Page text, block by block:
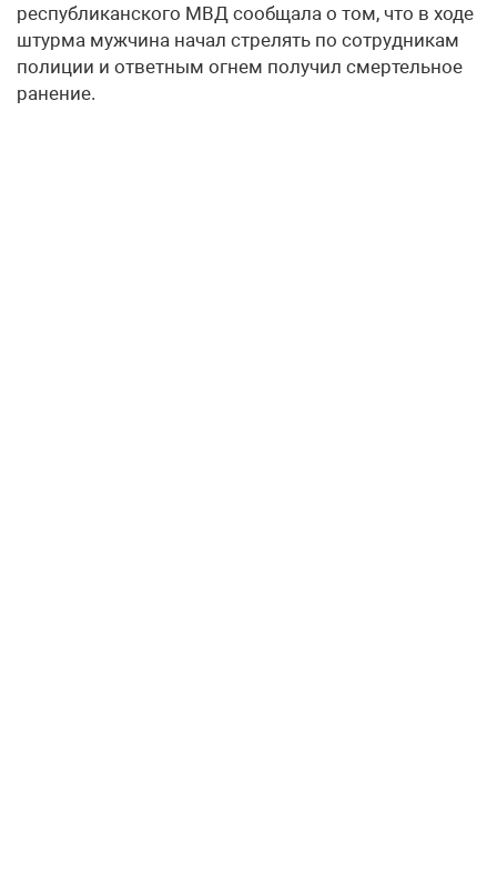
республиканского МВД сообщала о том, что в ходе
штурма мужчина начал стрелять по сотрудникам
полиции и ответным огнем получил смертельное
ранение.